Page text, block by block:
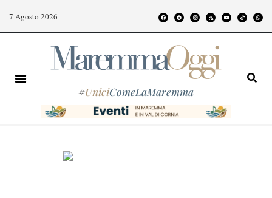
7 Agosto 2026
#UniciComeLaMaremma